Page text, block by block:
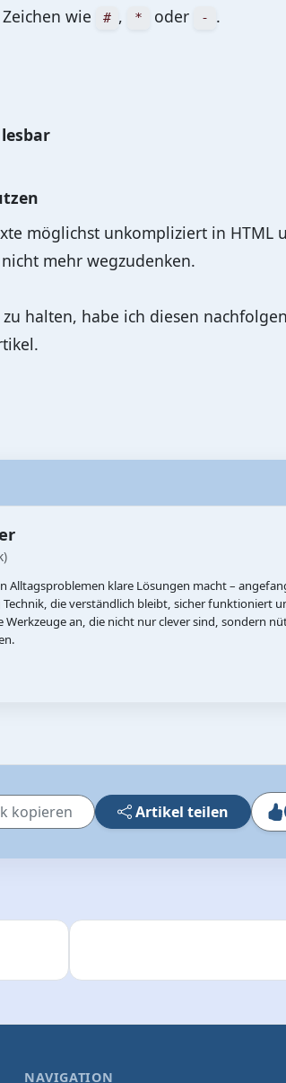
wie
# , * oder - .
möglichst unkompliziert in HTML
mehr wegzudenken.
zu halten, habe ich diesen
Alltagsproblemen klare Lösungen macht –
Technik, die verständlich bleibt, sicher funktioniert
Werkzeuge an, die nicht nur clever sind, sondern
kopieren Artikel teilen
NAVIGATION